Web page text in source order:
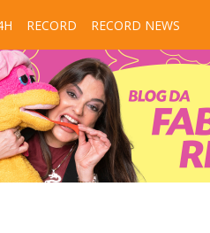
RECORD RECORD NEWS